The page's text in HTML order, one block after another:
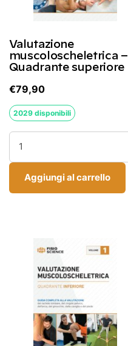
Valutazione
muscoloscheletrica –
Quadrante superiore
€79,90
2029 disponibili
muscoloscheletrica
–
Quadrante
Aggiungi al carrello